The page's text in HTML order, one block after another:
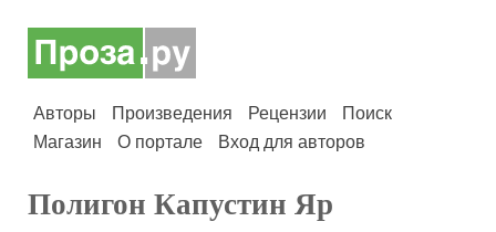
Авторы Произведения Рецензии
Поиск
Магазин
О портале Вход для авторов
Полигон Капустин Яр